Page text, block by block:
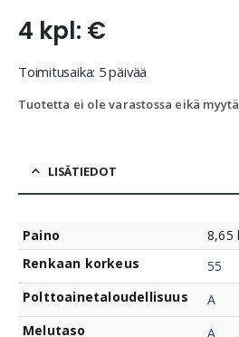
4 kpl: €
Toimitusaika: 5 päivää
Tuotetta ei ole varastossa eikä
LISÄTIEDOT
Paino
8,65
Renkaan korkeus
55
Polttoainetaloudellisuus
A
Melutaso
A